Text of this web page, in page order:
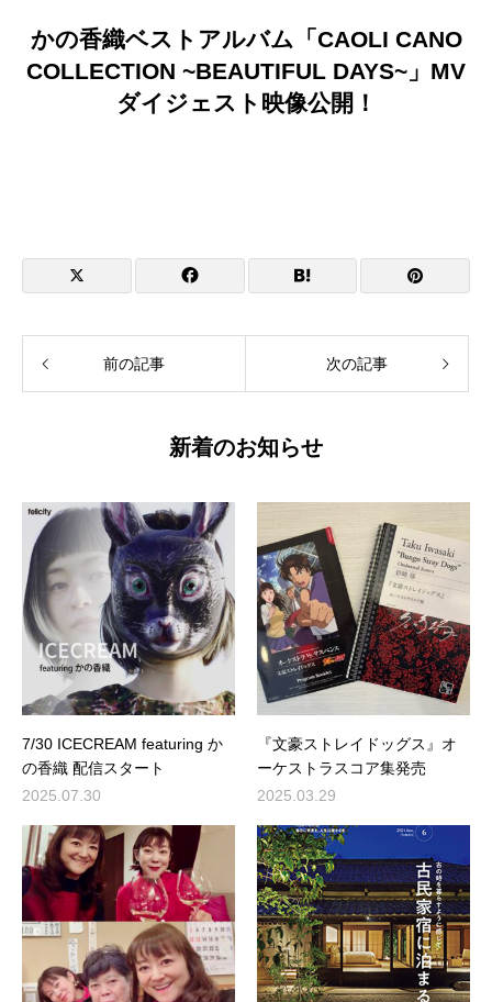
かの香織ベストアルバム「CAOLI CANO
COLLECTION ~BEAUTIFUL DAYS~」MV
ダイジェスト映像公開！
前の記事 次の記事
新着のお知らせ
7/30 ICECREAM featuring か
の香織 配信スタート
2025.07.30
『文豪ストレイドッグス』オ
ーケストラスコア集発売
2025.03.29